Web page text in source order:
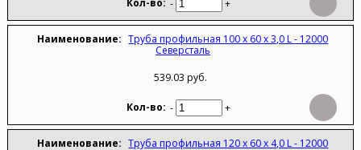
- +
Труба профильная 100 х 60 х 3,0 L - 12000
Северсталь
539.03 руб.
- +
Труба профильная 120 х 60 х 4,0 L - 12000